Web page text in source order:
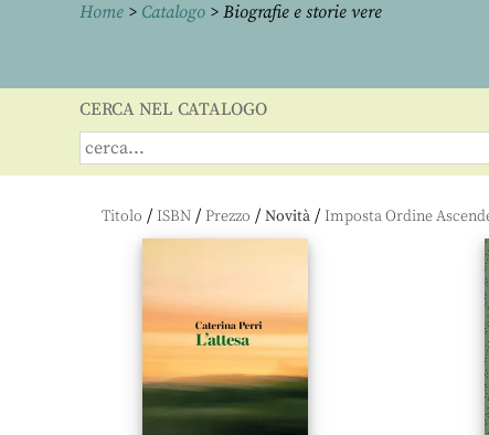
Home > Catalogo > Biografie e storie vere
CERCA NEL CATALOGO
Titolo / ISBN / Prezzo / Novità /